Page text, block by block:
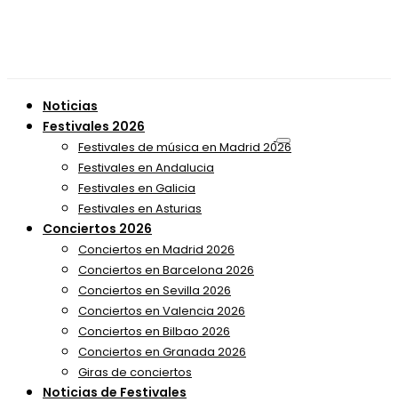
Noticias
Festivales 2026
Festivales de música en Madrid 2026
Festivales en Andalucia
Festivales en Galicia
Festivales en Asturias
Conciertos 2026
Conciertos en Madrid 2026
Conciertos en Barcelona 2026
Conciertos en Sevilla 2026
Conciertos en Valencia 2026
Conciertos en Bilbao 2026
Conciertos en Granada 2026
Giras de conciertos
Noticias de Festivales